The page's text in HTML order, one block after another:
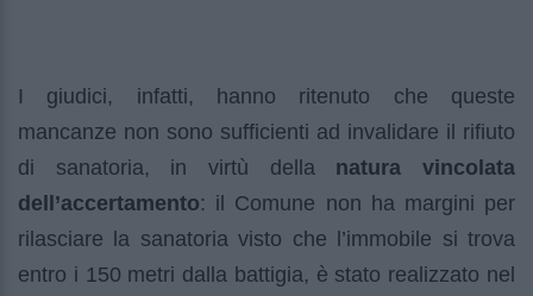
I giudici, infatti, hanno ritenuto che queste
mancanze non sono sufficienti ad invalidare il rifiuto
di sanatoria, in virtù della natura vincolata
dell’accertamento: il Comune non ha margini per
rilasciare la sanatoria visto che l’immobile si trova
entro i 150 metri dalla battigia, è stato realizzato nel